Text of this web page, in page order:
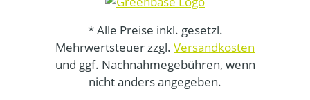
* Alle Preise inkl. gesetzl.
Mehrwertsteuer zzgl. Versandkosten
und ggf. Nachnahmegebühren, wenn
nicht anders angegeben.